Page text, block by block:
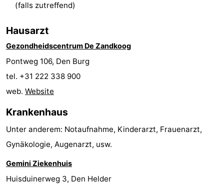
Zeezicht
Strandhuys
Strandplevier
Campingplätze
Ferienhäuser
-
Hoogelandt
Beach
Park
-
Buytenveldt
-
(falls zutreffend)
Hausarzt
Gezondheidscentrum De Zandkoog
Pontweg 106, Den Burg
tel. +31 222 338 900
web. Website
Krankenhaus
Unter anderem: Notaufnahme, Kinderarzt, Frauenarzt,
Gynäkologie, Augenarzt, usw.
Gemini Ziekenhuis
Huisduinerweg 3, Den Helder